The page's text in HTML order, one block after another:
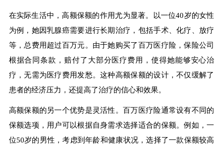
在实际生活中，高额保额的作用尤为显著。以一位40岁的女性
为例，她因乳腺癌需要进行长期治疗，包括手术、化疗、放疗
等，总费用超过百万元。由于她购买了百万医疗险，保险公司
根据合同条款，赔付了大部分医疗费用，使得她能够安心治
疗，无需为医疗费用发愁。这种高额保额的设计，不仅缓解了
患者的经济压力，还提高了治疗的信心和效果。
高额保额的另一个优势是灵活性。百万医疗险通常设有不同的
保额选项，用户可以根据自身需求选择适合的保额。例如，一
位50岁的男性，考虑到年龄和健康状况，选择了一款保额较高